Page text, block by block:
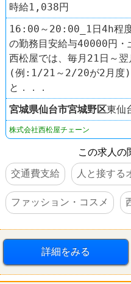
時給1,038円
16:00～20:00_1日4h程
の勤務目安給与40000円・
西松屋では、毎月21日～
(例:1/21～2/20が2月度)
と．．．
宮城県仙台市宮城野区東仙
株式会社西松屋チェーン
この求人の
交通費支給
人と接する
ファッション・コスメ
詳細をみる